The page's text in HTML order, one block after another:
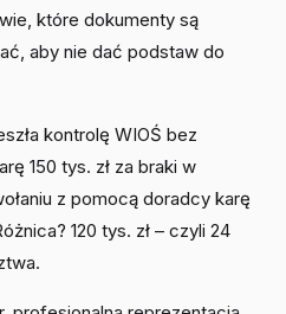
które dokumenty są
aby nie dać podstaw do
kontrolę WIOŚ bez
150 tys. zł za braki w
z pomocą doradcy karę
120 tys. zł – czyli 24